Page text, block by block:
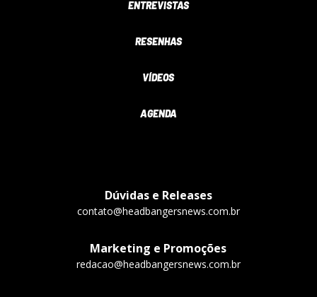
ENTREVISTAS
RESENHAS
VÍDEOS
AGENDA
Dúvidas e Releases
contato@headbangersnews.com.br
Marketing e Promoções
redacao@headbangersnews.com.br